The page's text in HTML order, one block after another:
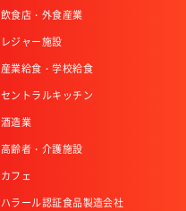
飲食店・外食産業
レジャー施設
産業給食・学校給食
セントラルキッチン
酒造業
高齢者・介護施設
カフェ
ハラール認証食品製造会社